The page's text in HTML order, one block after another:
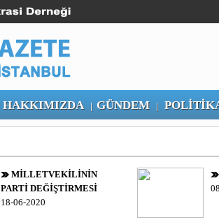
HAKKIMIZDA | GÜNDEM|
MİLLETVEKİLİNİN
PARTİ DEĞİŞTİRMESİ
18-06-2020